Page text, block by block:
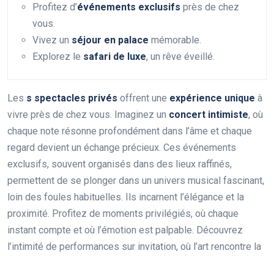
Profitez d’événements exclusifs près de chez
vous.
Vivez un séjour en palace mémorable.
Explorez le safari de luxe, un rêve éveillé.
Les s spectacles privés offrent une expérience unique à
vivre près de chez vous. Imaginez un concert intimiste, où
chaque note résonne profondément dans l’âme et chaque
regard devient un échange précieux. Ces événements
exclusifs, souvent organisés dans des lieux raffinés,
permettent de se plonger dans un univers musical fascinant,
loin des foules habituelles. Ils incarnent l’élégance et la
proximité. Profitez de moments privilégiés, où chaque
instant compte et où l’émotion est palpable. Découvrez
l’intimité de performances sur invitation, où l’art rencontre la